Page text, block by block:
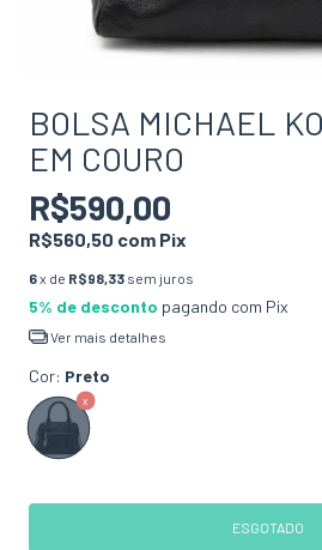
BOLSA MICHAEL
EM COURO
R$590,00
R$560,50 com Pix
6x de R$98,33 sem juros
5% de desconto pagando com Pix
Ver mais detalhes
Cor: Preto